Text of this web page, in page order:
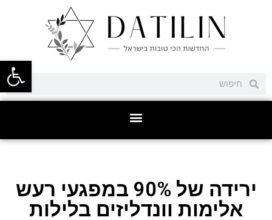
פתח
ירידה של 90% במפגעי רעש
אלימות וונדליזים בלילות